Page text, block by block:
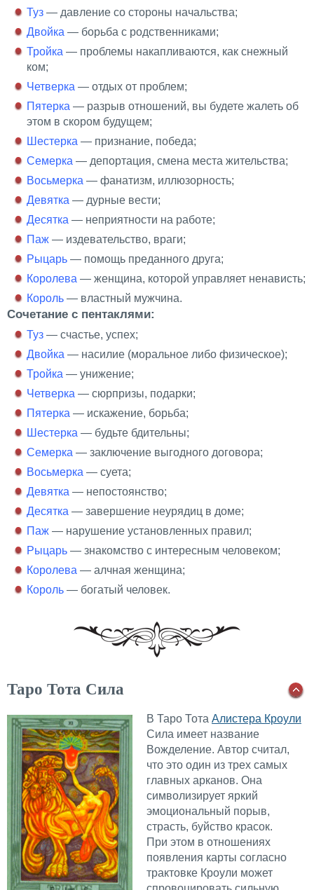
Туз — давление со стороны начальства;
Двойка — борьба с родственниками;
Тройка — проблемы накапливаются, как снежный
ком;
Четверка — отдых от проблем;
Пятерка — разрыв отношений, вы будете жалеть об
этом в скором будущем;
Шестерка — признание, победа;
Семерка — депортация, смена места жительства;
Восьмерка — фанатизм, иллюзорность;
Девятка — дурные вести;
Десятка — неприятности на работе;
Паж — издевательство, враги;
Рыцарь — помощь преданного друга;
Королева — женщина, которой управляет ненависть;
Король — властный мужчина.
Сочетание с пентаклями:
Туз — счастье, успех;
Двойка — насилие (моральное либо физическое);
Тройка — унижение;
Четверка — сюрпризы, подарки;
Пятерка — искажение, борьба;
Шестерка — будьте бдительны;
Семерка — заключение выгодного договора;
Восьмерка — суета;
Девятка — непостоянство;
Десятка — завершение неурядиц в доме;
Паж — нарушение установленных правил;
Рыцарь — знакомство с интересным человеком;
Королева — алчная женщина;
Король — богатый человек.
Таро Тота Сила
В Таро Тота Алистера Кроули
Сила имеет название
Вожделение. Автор считал,
что это один из трех самых
главных арканов. Она
символизирует яркий
эмоциональный порыв,
страсть, буйство красок.
При этом в отношениях
появления карты согласно
трактовке Кроули может